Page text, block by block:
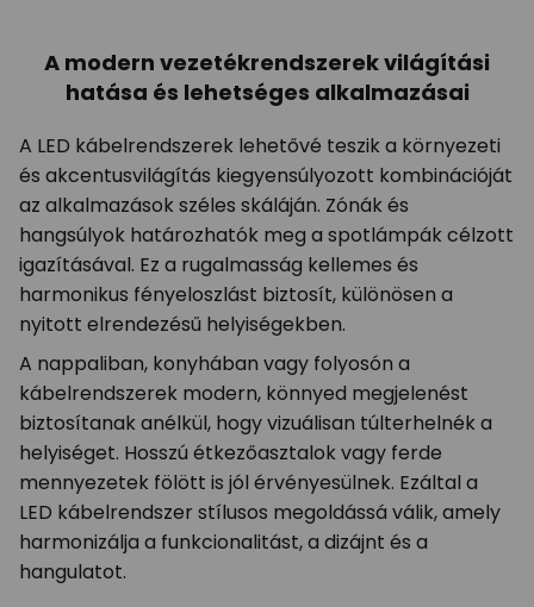
A modern vezetékrendszerek világítási
hatása és lehetséges alkalmazásai
A LED kábelrendszerek lehetővé teszik a környezeti
és akcentusvilágítás kiegyensúlyozott kombinációját
az alkalmazások széles skáláján. Zónák és
hangsúlyok határozhatók meg a spotlámpák célzott
igazításával. Ez a rugalmasság kellemes és
harmonikus fényeloszlást biztosít, különösen a
nyitott elrendezésű helyiségekben.
A nappaliban, konyhában vagy folyosón a
kábelrendszerek modern, könnyed megjelenést
biztosítanak anélkül, hogy vizuálisan túlterhelnék a
helyiséget. Hosszú étkezőasztalok vagy ferde
mennyezetek fölött is jól érvényesülnek. Ezáltal a
LED kábelrendszer stílusos megoldássá válik, amely
harmonizálja a funkcionalitást, a dizájnt és a
hangulatot.